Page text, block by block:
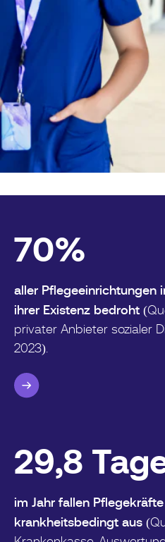
70%
aller Pflegeeinrichtungen
ihrer Existenz bedroht
privater Anbieter sozialer
2023).
29,8
im Jahr fallen
krankheitsbedingt aus